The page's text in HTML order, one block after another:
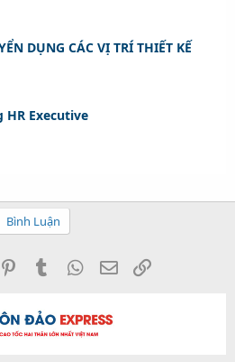
DỤNG CÁC VỊ TRÍ THIẾT KẾ
HR Executive
Bình Luận
PinterestTumblr WhatsApp
Email